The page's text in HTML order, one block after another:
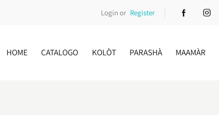
Login or Register
HOME CATALOGO KOLÒT PARASHÀ MAAMÀR